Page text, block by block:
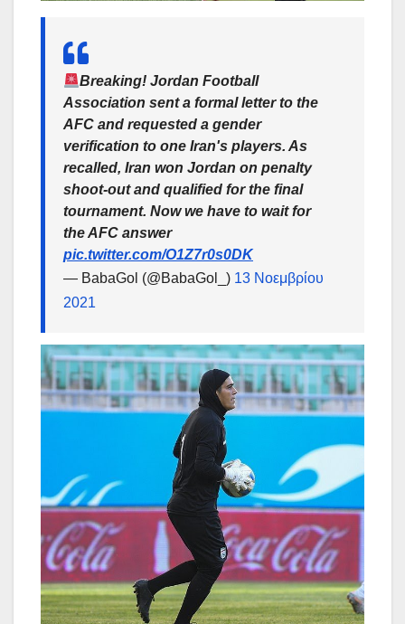
Breaking! Jordan Football
Association sent a formal letter to the
AFC and requested a gender
verification to one Iran's players. As
recalled, Iran won Jordan on penalty
shoot-out and qualified for the final
tournament. Now we have to wait for
the AFC answer
pic.twitter.com/O1Z7r0s0DK
— BabaGol (@BabaGol_) 13 Νοεμβρίου
2021